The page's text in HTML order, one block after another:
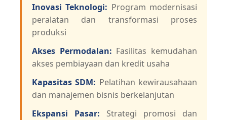
Inovasi Teknologi: Program modernisasi
peralatan dan transformasi proses
produksi
Akses Permodalan: Fasilitas kemudahan
akses pembiayaan dan kredit usaha
Kapasitas SDM: Pelatihan kewirausahaan
dan manajemen bisnis berkelanjutan
Ekspansi Pasar: Strategi promosi dan